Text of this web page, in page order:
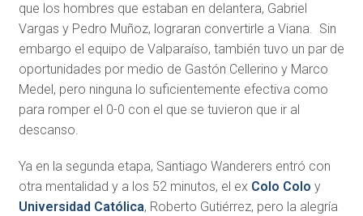
que los hombres que estaban en delantera, Gabriel
Vargas y Pedro Muñoz, lograran convertirle a Viana. Sin
embargo el equipo de Valparaíso, también tuvo un par de
oportunidades por medio de Gastón Cellerino y Marco
Medel, pero ninguna lo suficientemente efectiva como
para romper el 0-0 con el que se tuvieron que ir al
descanso.
Ya en la segunda etapa, Santiago Wanderers entró con
otra mentalidad y a los 52 minutos, el ex Colo Colo y
Universidad Católica, Roberto Gutiérrez, pero la alegría